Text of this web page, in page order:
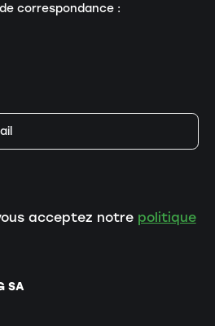
SA
correspondance :
acceptez notre politique